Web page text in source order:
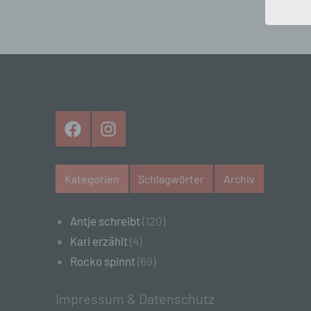
Beiträge
FacebookInstagram
Kategorien Schlagwörter Archiv
Antje schreibt (120)
Karl erzählt (4)
Rocko spinnt (69)
Impressum & Datenschutz